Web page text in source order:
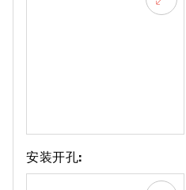
安装开孔: